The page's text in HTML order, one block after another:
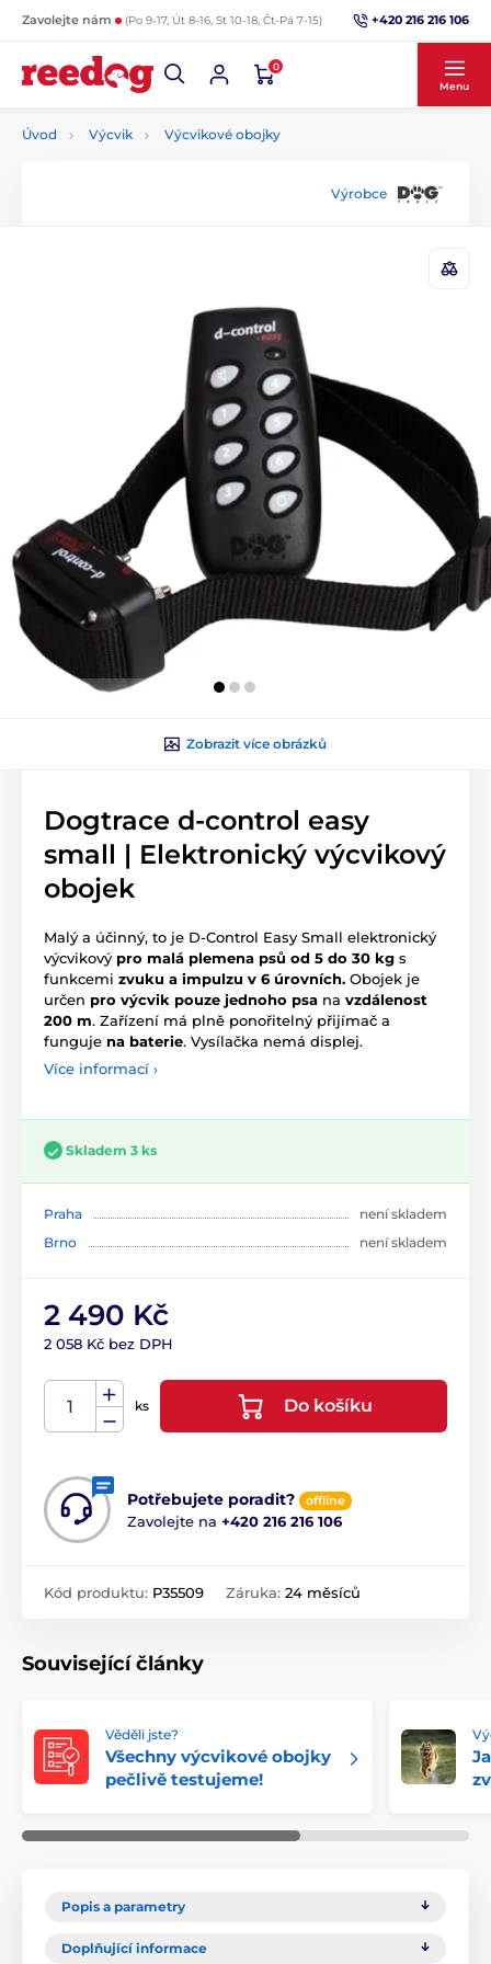
Zavolejte nám (Po 9-17, Út 8-16, St 10-18, Čt-Pá 7-15) +420 216 216 106
0
Menu
Úvod Výcvik Výcvikové obojky
Výrobce
Zobrazit více obrázků
Dogtrace d-control easy
small | Elektronický výcvikový
obojek
Malý a účinný, to je D-Control Easy Small elektronický
výcvikový pro malá plemena psů od 5 do 30 kg s
funkcemi zvuku a impulzu v 6 úrovních. Obojek je
určen pro výcvik pouze jednoho psa na vzdálenost
200 m. Zařízení má plně ponořitelný přijímač a
funguje na baterie. Vysílačka nemá displej.
Více informací ›
Skladem 3 ks
Praha
není skladem
Brno
není skladem
2 490 Kč
2 058 Kč bez DPH
ks Do košíku
Potřebujete poradit? offline
Zavolejte na +420 216 216 106
Kód produktu: P35509 Záruka: 24 měsíců
Související články
Věděli jste?
Všechny výcvikové obojky
pečlivě testujeme!
Popis a parametry
Doplňující informace